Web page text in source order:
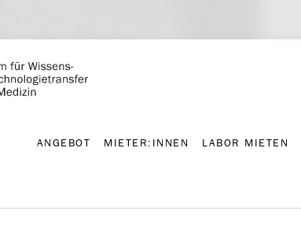
ANGEBOT
ANGEBOT MIETER:INNEN LABOR MIETEN